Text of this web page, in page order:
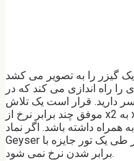
گیزر را به تصویر می کشد
راه اندازی می کند که در
دارید. قرار است یک تلاش
موفق چند برابر نرخ از x2 به x15 باشد. در کل پنج تلاش وجود دارد
همراه داشته باشد. اگر نماد
Geyser در طی یک تور جایزه با Frispins از بین برود ، این باعث دو
برابر شدن نرخ نمی شود.